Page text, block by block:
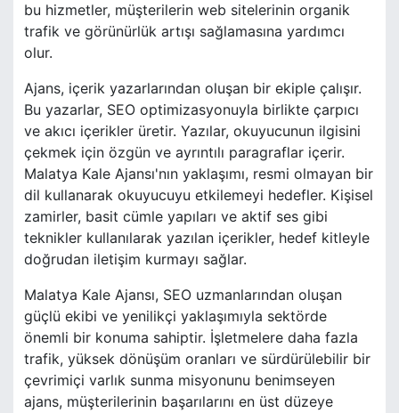
bu hizmetler, müşterilerin web sitelerinin organik
trafik ve görünürlük artışı sağlamasına yardımcı
olur.
Ajans, içerik yazarlarından oluşan bir ekiple çalışır.
Bu yazarlar, SEO optimizasyonuyla birlikte çarpıcı
ve akıcı içerikler üretir. Yazılar, okuyucunun ilgisini
çekmek için özgün ve ayrıntılı paragraflar içerir.
Malatya Kale Ajansı'nın yaklaşımı, resmi olmayan bir
dil kullanarak okuyucuyu etkilemeyi hedefler. Kişisel
zamirler, basit cümle yapıları ve aktif ses gibi
teknikler kullanılarak yazılan içerikler, hedef kitleyle
doğrudan iletişim kurmayı sağlar.
Malatya Kale Ajansı, SEO uzmanlarından oluşan
güçlü ekibi ve yenilikçi yaklaşımıyla sektörde
önemli bir konuma sahiptir. İşletmelere daha fazla
trafik, yüksek dönüşüm oranları ve sürdürülebilir bir
çevrimiçi varlık sunma misyonunu benimseyen
ajans, müşterilerinin başarılarını en üst düzeye